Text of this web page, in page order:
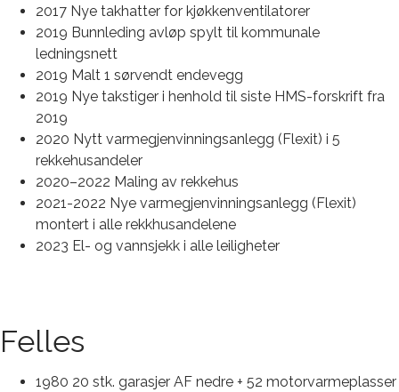
2017 Nye takhatter for kjøkkenventilatorer
2019 Bunnleding avløp spylt til kommunale
ledningsnett
2019 Malt 1 sørvendt endevegg
2019 Nye takstiger i henhold til siste HMS-forskrift fra
2019
2020 Nytt varmegjenvinningsanlegg (Flexit) i 5
rekkehusandeler
2020–2022 Maling av rekkehus
2021-2022 Nye varmegjenvinningsanlegg (Flexit)
montert i alle rekkhusandelene
2023 El- og vannsjekk i alle leiligheter
Felles
1980 20 stk. garasjer AF nedre + 52 motorvarmeplasser